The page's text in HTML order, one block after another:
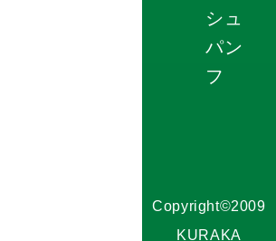
シュ
パン
フ
Copyright©2009
KURAKA